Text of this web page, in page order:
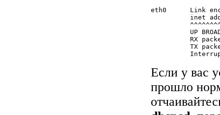
eth0      Link
inet
UP
RX
TX
Если у вас
прошло